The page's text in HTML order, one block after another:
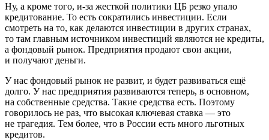
Ну, а кроме того, и-за жесткой политики ЦБ резко упало
кредитование. То есть сократились инвестиции. Если
смотреть на то, как делаются инвестиции в других странах,
то там главным источником инвестиций являются не кредиты,
а фондовый рынок. Предприятия продают свои акции,
и получают деньги.
У нас фондовый рынок не развит, и будет развиваться ещё
долго. У нас предприятия развиваются теперь, в основном,
на собственные средства. Такие средства есть. Поэтому
говорилось не раз, что высокая ключевая ставка — это
не трагедия. Тем более, что в России есть много льготных
кредитов.